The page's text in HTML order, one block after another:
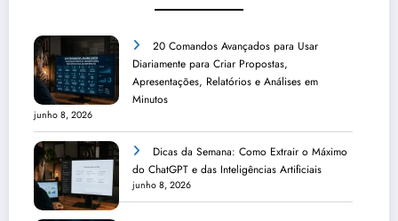
20 Comandos Avançados para Usar
Diariamente para Criar Propostas,
Apresentações, Relatórios e Análises em
Minutos
junho 8, 2026
Dicas da Semana: Como Extrair o Máximo
do ChatGPT e das Inteligências Artificiais
junho 8, 2026